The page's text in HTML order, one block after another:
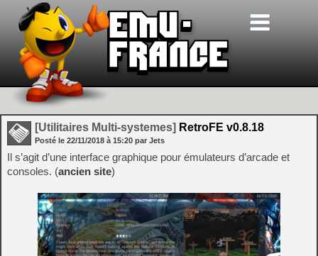
[Utilitaires Multi-systemes] RetroFE v0.8.18
Posté le 22/11/2018 à 15:20 par Jets
Il s’agit d’une interface graphique pour émulateurs d’arcade et
consoles. (ancien site)